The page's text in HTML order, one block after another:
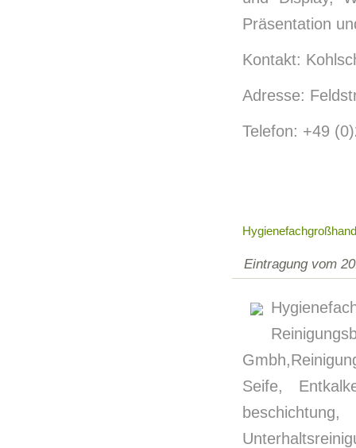
Präsentation
Kontakt:
Adresse:
Telefon: +49
Eintragung vom
Seife,
beschichtung,